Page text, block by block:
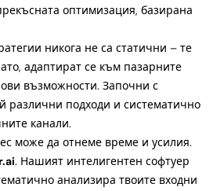
оптимизация, базирана
никога не са статични – те
адаптират се към пазарните
възможности. Започни с
различни подходи и систематично
канали.
може да отнеме време и усилия.
. Нашият интелигентен софтуер
анализира твоите входни